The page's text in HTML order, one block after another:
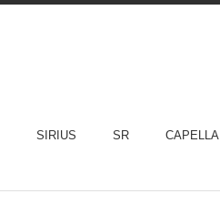
SIRIUS SR CAPELLA